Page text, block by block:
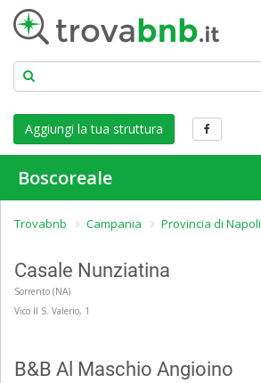
Aggiungi la tua struttura
Boscoreale
Trovabnb Campania Provincia di Napoli
Doppia 80€ per notte
Doppia 80€ per notte
Casale Nunziatina
Sorrento (NA)
Vico II S. Valerio, 1
B&B Al Maschio Angioino